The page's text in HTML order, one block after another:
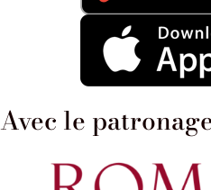
Avec le